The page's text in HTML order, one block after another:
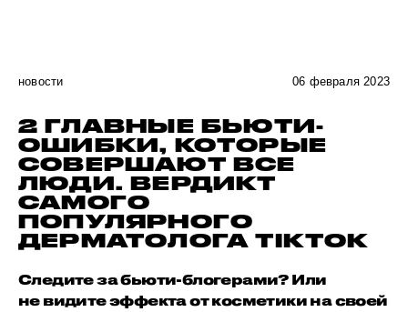
новости 06 февраля 2023
2 ГЛАВНЫЕ БЬЮТИ-
ОШИБКИ, КОТОРЫЕ
СОВЕРШАЮТ ВСЕ
ЛЮДИ. ВЕРДИКТ
САМОГО
ПОПУЛЯРНОГО
ДЕРМАТОЛОГА TIKTOK
Следите за бьюти-блогерами? Или
не видите эффекта от косметики на своей